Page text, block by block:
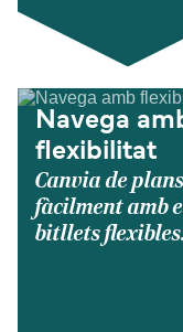
Navega
flexibilitat
Canvia de plans
fàcilment amb
bitllets flexibles.